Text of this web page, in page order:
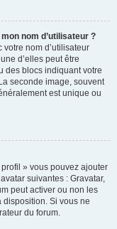
nom d’utilisateur ?
nom d’utilisateur
d’elles peut être
des blocs indiquant votre
seconde image, souvent
est unique ou
» vous pouvez ajouter
suivantes : Gravatar,
peut activer ou non les
disposition. Si vous ne
du forum.